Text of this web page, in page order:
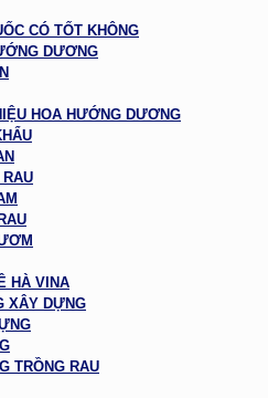
CÓ TỐT KHÔNG
DƯƠNG
HOA HƯỚNG DƯƠNG
HÀ VINA
XÂY DỰNG
TRỒNG RAU